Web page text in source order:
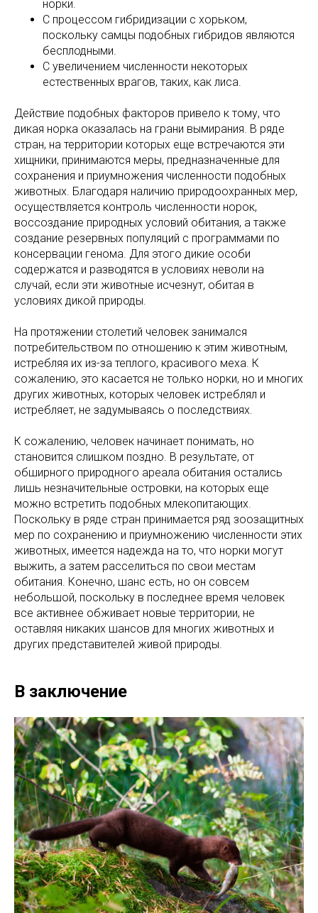
норки.
С процессом гибридизации с хорьком,
поскольку самцы подобных гибридов являются
бесплодными.
С увеличением численности некоторых
естественных врагов, таких, как лиса.
Действие подобных факторов привело к тому, что
дикая норка оказалась на грани вымирания. В ряде
стран, на территории которых еще встречаются эти
хищники, принимаются меры, предназначенные для
сохранения и приумножения численности подобных
животных. Благодаря наличию природоохранных мер,
осуществляется контроль численности норок,
воссоздание природных условий обитания, а также
создание резервных популяций с программами по
консервации генома. Для этого дикие особи
содержатся и разводятся в условиях неволи на
случай, если эти животные исчезнут, обитая в
условиях дикой природы.
На протяжении столетий человек занимался
потребительством по отношению к этим животным,
истребляя их из-за теплого, красивого меха. К
сожалению, это касается не только норки, но и многих
других животных, которых человек истреблял и
истребляет, не задумываясь о последствиях.
К сожалению, человек начинает понимать, но
становится слишком поздно. В результате, от
обширного природного ареала обитания остались
лишь незначительные островки, на которых еще
можно встретить подобных млекопитающих.
Поскольку в ряде стран принимается ряд зоозащитных
мер по сохранению и приумножению численности этих
животных, имеется надежда на то, что норки могут
выжить, а затем расселиться по свои местам
обитания. Конечно, шанс есть, но он совсем
небольшой, поскольку в последнее время человек
все активнее обживает новые территории, не
оставляя никаких шансов для многих животных и
других представителей живой природы.
В заключение